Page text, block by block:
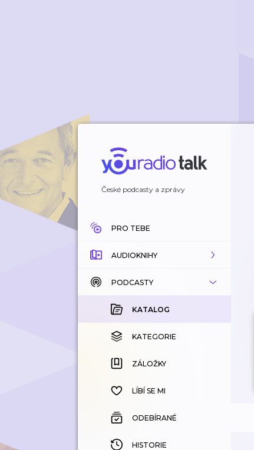
České podcasty a zprávy
PRO TEBE
AUDIOKNIHY
KATALOG
KOUPENÉ
KATEGORIE
ZÁLOŽKY
HISTORIE
PODCASTY
KATALOG
KATEGORIE
ZÁLOŽKY
LÍBÍ SE MI
ODEBÍRANÉ
HISTORIE